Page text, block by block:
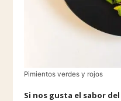
Pimientos verdes y rojos
Si nos gusta el sabor del